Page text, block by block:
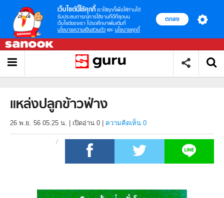
เว็บไซต์นี้ใช้คุกกี้ เราใช้คุกกี้เพื่อให้ท่านได้
รับประสบการณ์การใช้งานที่ดีที่สุดบน
เว็บไซต์ของเรา โปรดศึกษาเพิ่มเติมที่
นโยบายความเป็นส่วนตัว และ นโยบายคุกกี้
ตกลง
แหล่งปลูกข้าวฟ่าง
26 พ.ย. 56 05.25 น. เปิดอ่าน 0 ความคิดเห็น 0